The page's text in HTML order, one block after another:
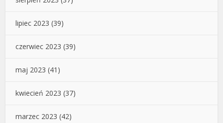
lipiec 2023 (39)
czerwiec 2023 (39)
maj 2023 (41)
kwiecień 2023 (37)
marzec 2023 (42)